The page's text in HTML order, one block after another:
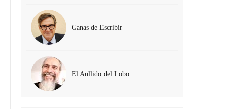
Ganas de Escribir
El Aullido del Lobo